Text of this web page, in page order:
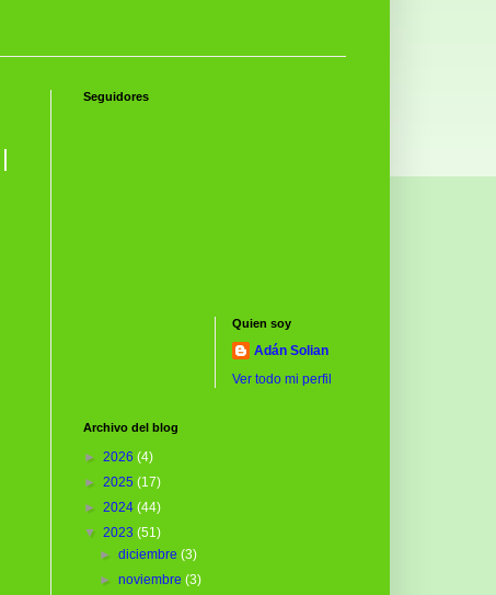
Seguidores
Quien soy
Adán Solian
Ver todo mi perfil
Archivo del blog
► 2026 (4)
► 2025 (17)
► 2024 (44)
▼ 2023 (51)
►diciembre(3)
►noviembre(3)